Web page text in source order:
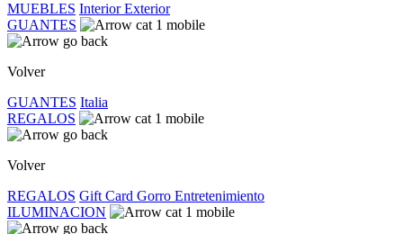
MUEBLES InteriorExterior
GUANTES
Volver
GUANTES Italia
REGALOS
Volver
REGALOS Gift Card Gorro Entretenimiento
ILUMINACION